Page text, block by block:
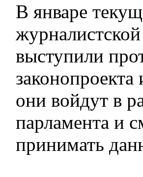
В январе
выступили
они войдут в
парламента и
принимать